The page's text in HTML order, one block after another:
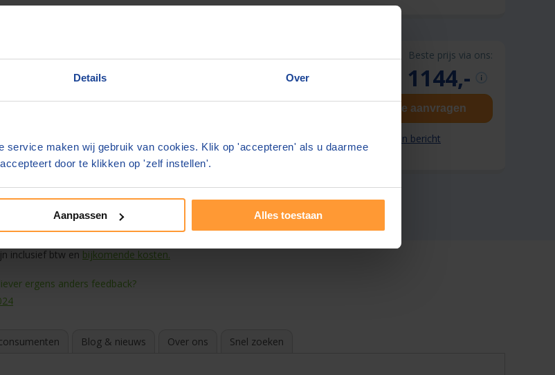
Details Over
service maken wij gebruik van cookies. Klik op 'accepteren' als u daarmee
door te klikken op 'zelf instellen'.
Aanpassen Alles toestaan
Beste prijs via ons:
1144,-
8,9
Gratis parkeren op eigen terrein Gratis offerte aanvragen
Stuur een bericht
inclusief btw en bijkomende kosten.
ergens anders feedback?
Blog & nieuws Over ons Snel zoeken